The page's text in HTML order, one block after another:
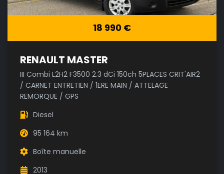
18 990 €
RENAULT MASTER
III Combi L2H2 F3500 2.3 dCi 150ch 5PLACES CRIT'AIR2
/ CARNET ENTRETIEN / 1ERE MAIN / ATTELAGE
REMORQUE / GPS
Diesel
95 164 km
Boîte manuelle
2013